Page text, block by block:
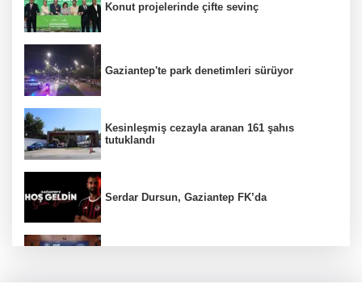
Konut projelerinde çifte sevinç
Gaziantep'te park denetimleri sürüyor
Kesinleşmiş cezayla aranan 161 şahıs
tutuklandı
Serdar Dursun, Gaziantep FK’da